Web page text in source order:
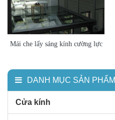
DANH MỤC SẢN PHẨM
Cửa kính
Mái che lấy sáng kính cường lực